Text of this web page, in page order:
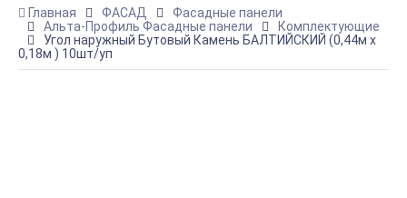
Главная ФАСАД
Фасадные панели
Альта-Профиль Фасадные панели
Комплектующие
Угол наружный Бутовый Камень БАЛТИЙСКИЙ (0,44м х
0,18м ) 10шт/уп